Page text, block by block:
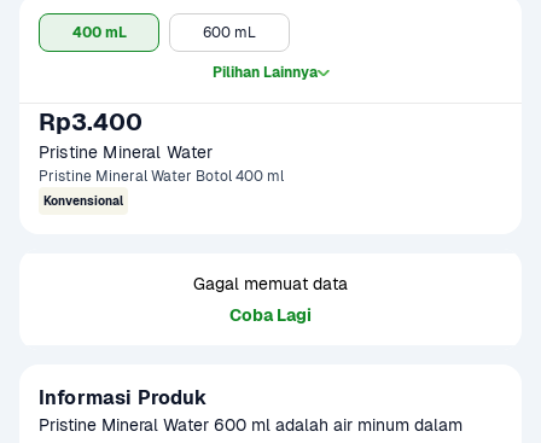
400 mL 600 mL
Pilihan Lainnya
Rp3.400
Pristine Mineral Water
Pristine Mineral Water Botol 400 ml
Konvensional
Gagal memuat data
Coba Lagi
Informasi Produk
Pristine Mineral Water 600 ml adalah air minum dalam